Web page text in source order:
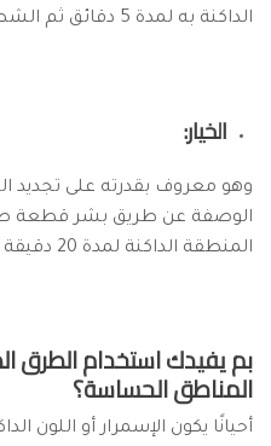
الداكنة به لمدة 5 دقائق ثم الشطف بالماء الفاتر.
الخيار:
وهو معروف بقدرته على تجديد
الوصفة عن طريق بشر قطعة
المنطقة الداكنة لمدة 20 دقيقة ثم شطفها بالماء الفاتر.
بم يفيدك استخدام الطرق
المناطق الحساسة؟
أحيانًا يكون الإسمرار أو اللون